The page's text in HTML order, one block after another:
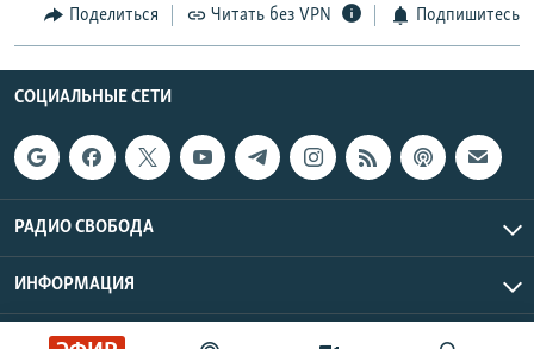
Поделиться Читать без VPN Подпишитесь
СОЦИАЛЬНЫЕ СЕТИ
РАДИО СВОБОДА
ИНФОРМАЦИЯ